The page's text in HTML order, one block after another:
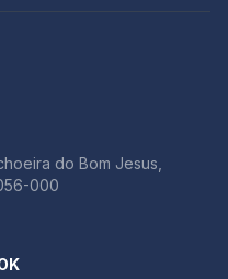
do Bom Jesus,
000